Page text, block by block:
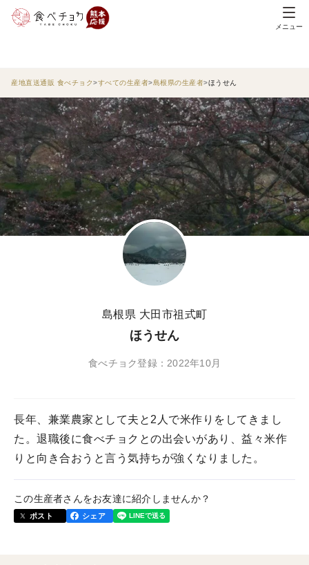
メニュー
産地直送通販 食べチョク すべての生産者 島根県の生産者 ほうせん
島根県 大田市祖式町
ほうせん
食べチョク登録：2022年10月
長年、兼業農家として夫と2人で米作りをしてきまし
た。退職後に食べチョクとの出会いがあり、益々米作
りと向き合おうと言う気持ちが強くなりました。
この生産者さんをお友達に紹介しませんか？
ポスト シェア